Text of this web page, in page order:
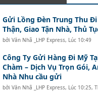
Gửi Lồng Đèn Trung Thu
Thận, Giao Tận Nhà, Thủ
bởi Văn Nhã _LHP Express, Lúc 10:49
Công Ty Gửi Hàng Đi Mỹ
Chàm – Dịch Vụ Trọn Gói,
Nhà Nhu cầu gửi
bởi Văn Nhã _LHP Express, Lúc 10:25,